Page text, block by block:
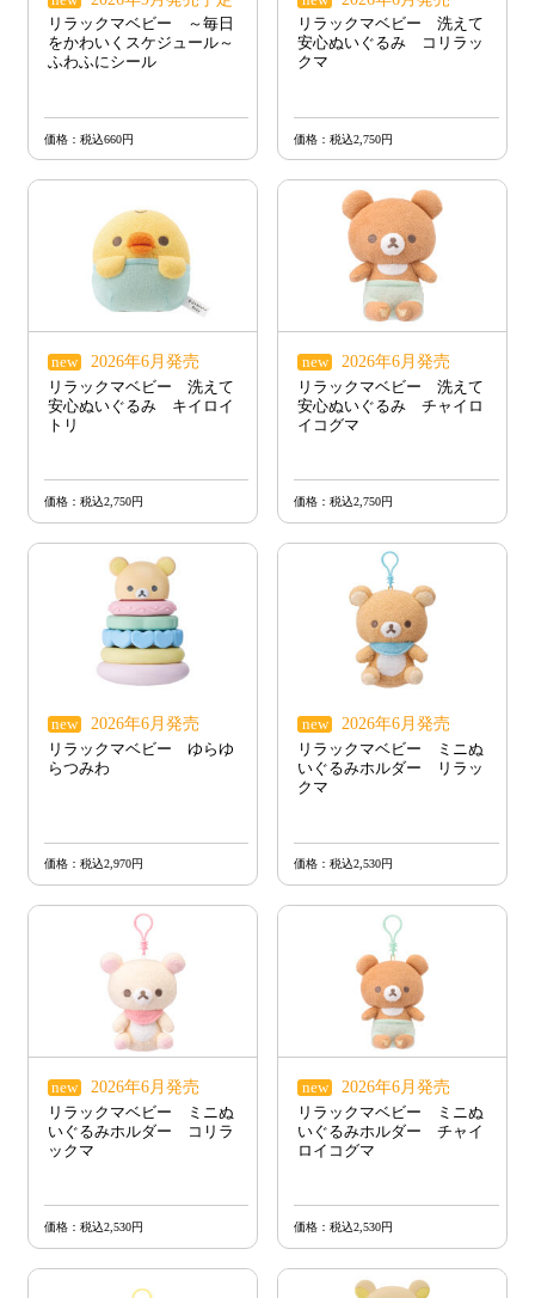
ベイビーシャーク
リラックマベビー ～毎日
をかわいくスケジュール～
ふわふにシール
価格：税込660円
リラックマベビー 洗えて
安心ぬいぐるみ コリラッ
クマ
価格：税込2,750円
new 2026年6月発売
リラックマベビー 洗えて
安心ぬいぐるみ キイロイ
トリ
価格：税込2,750円
new 2026年6月発売
リラックマベビー 洗えて
安心ぬいぐるみ チャイロ
イコグマ
価格：税込2,750円
new 2026年6月発売
リラックマベビー ゆらゆ
らつみわ
価格：税込2,970円
new 2026年6月発売
リラックマベビー ミニぬ
いぐるみホルダー リラッ
クマ
価格：税込2,530円
new 2026年6月発売
リラックマベビー ミニぬ
いぐるみホルダー コリラ
ックマ
価格：税込2,530円
new 2026年6月発売
リラックマベビー ミニぬ
いぐるみホルダー チャイ
ロイコグマ
価格：税込2,530円